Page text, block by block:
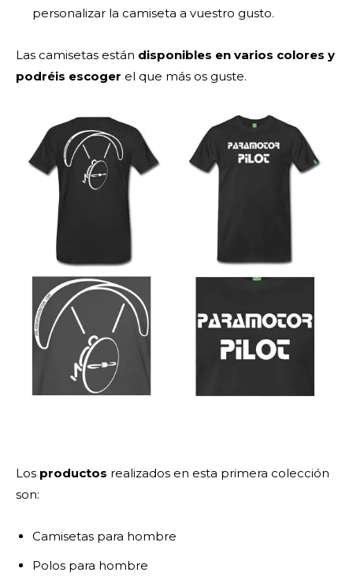
personalizar la camiseta a vuestro gusto.
Las camisetas están disponibles en varios colores y
podréis escoger el que más os guste.
Los productos realizados en esta primera colección
son:
Camisetas para hombre
Polos para hombre